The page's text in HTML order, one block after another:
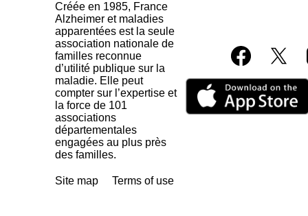
Créée en 1985, France
Alzheimer et maladies
apparentées est la seule
association nationale de
familles reconnue
d’utilité publique sur la
maladie. Elle peut
compter sur l’expertise et
la force de 101
associations
départementales
engagées au plus près
des familles.
Site map Terms of use